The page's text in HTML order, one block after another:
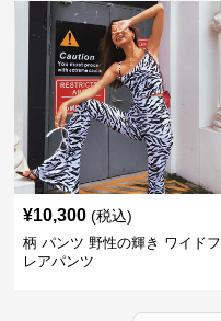
¥10,300 (税込)
柄 パンツ 野性の輝き ワイドフ
レアパンツ